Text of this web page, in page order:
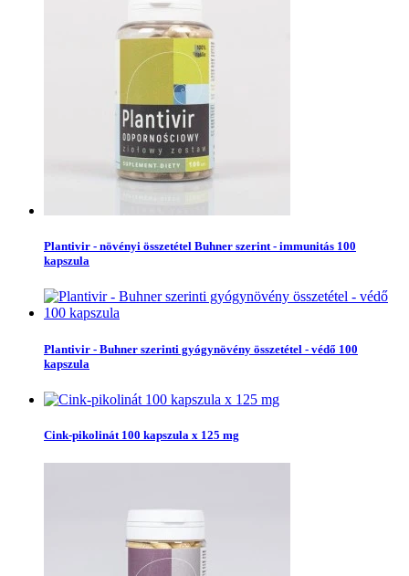
Plantivir - növényi összetétel Buhner szerint - immunitás 100
kapszula
Plantivir - Buhner szerinti gyógynövény összetétel - védő 100
kapszula
Cink-pikolinát 100 kapszula x 125 mg